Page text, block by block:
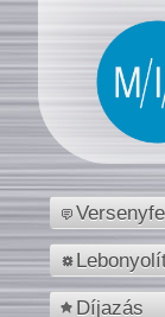
Díjazás